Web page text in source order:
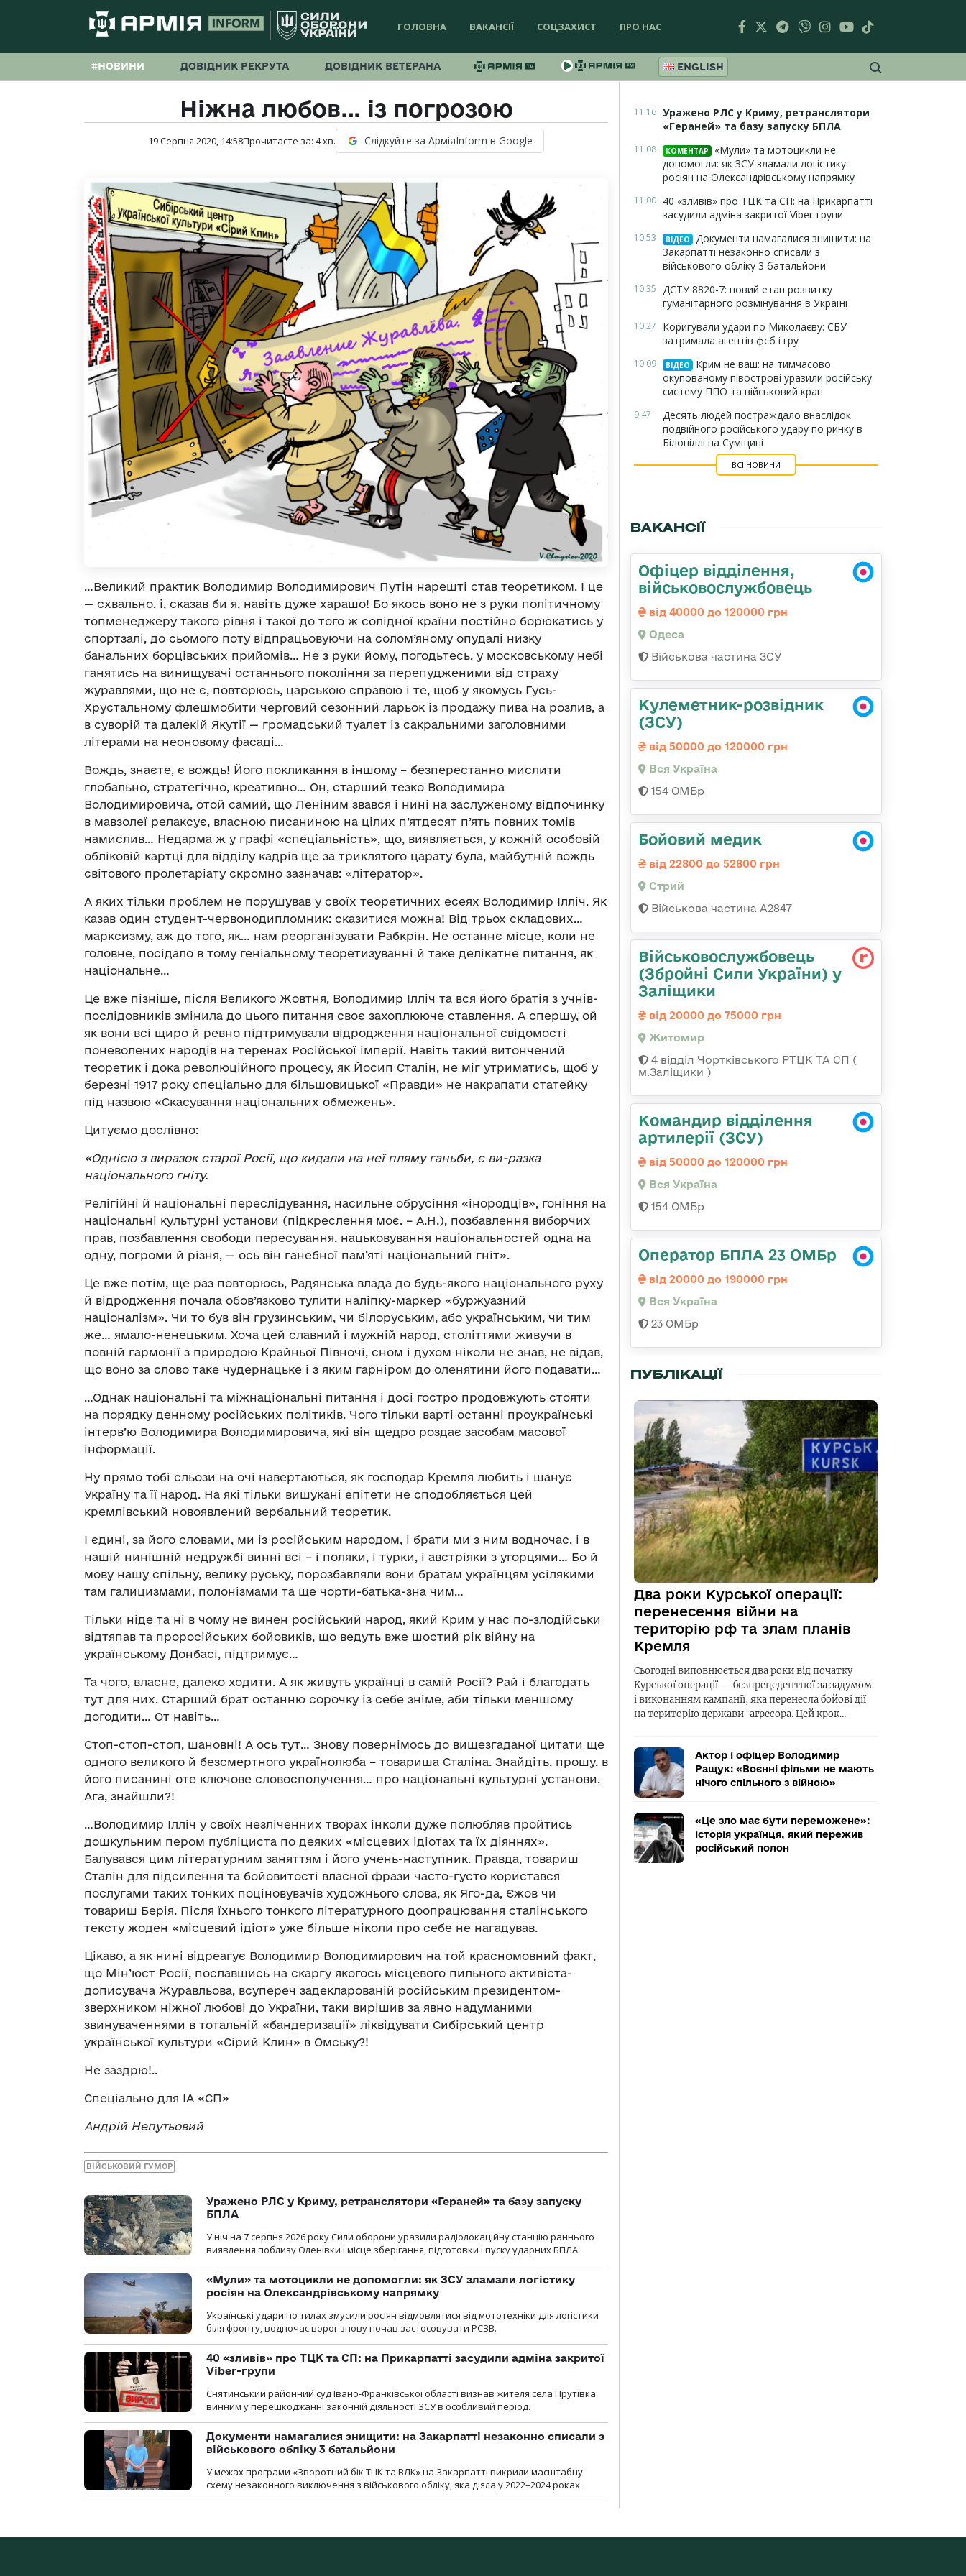
ГОЛОВНА ВАКАНСІЇ СОЦЗАХИСТ ПРО НАС
#НОВИНИ ДОВІДНИК РЕКРУТА ДОВІДНИК ВЕТЕРАНА ENGLISH
Ніжна любов… із погрозою
19 Серпня 2020, 14:58Прочитаєте за: 4хв. Слідкуйте за АрміяInform в Google
…Великий практик Володимир Володимирович Путін нарешті став теоретиком. І це
— схвально, і, сказав би я, навіть дуже харашо! Бо якось воно не з руки політичному
топменеджеру такого рівня і такої до того ж солідної країни постійно борюкатись у
спортзалі, до сьомого поту відпрацьовуючи на солом’яному опудалі низку
банальних борцівських прийомів… Не з руки йому, погодьтесь, у московському небі
ганятись на винищувачі останнього покоління за перепудженими від страху
журавлями, що не є, повторюсь, царською справою і те, щоб у якомусь Гусь-
Хрустальному флешмобити черговий сезонний ларьок із продажу пива на розлив, а
в суворій та далекій Якутії — громадський туалет із сакральними заголовними
літерами на неоновому фасаді…
Вождь, знаєте, є вождь! Його покликання в іншому – безперестанно мислити
глобально, стратегічно, креативно… Он, старший тезко Володимира
Володимировича, отой самий, що Леніним звався і нині на заслуженому відпочинку
в мавзолеї релаксує, власною писаниною на цілих п’ятдесят п’ять повних томів
намислив… Недарма ж у графі «спеціальність», що, виявляється, у кожній особовій
обліковій картці для відділу кадрів ще за триклятого царату була, майбутній вождь
світового пролетаріату скромно зазначав: «літератор».
А яких тільки проблем не порушував у своїх теоретичних есеях Володимир Ілліч. Як
казав один студент-червонодипломник: сказитися можна! Від трьох складових…
марксизму, аж до того, як… нам реорганізувати Рабкрін. Не останнє місце, коли не
головне, посідало в тому геніальному теоретизуванні й таке делікатне питання, як
національне…
Це вже пізніше, після Великого Жовтня, Володимир Ілліч та вся його братія з учнів-
послідовників змінила до цього питання своє захоплююче ставлення. А спершу, ой
як вони всі щиро й ревно підтримували відродження національної свідомості
поневолених народів на теренах Російської імперії. Навіть такий витончений
теоретик і дока революційного процесу, як Йосип Сталін, не міг утриматись, щоб у
березні 1917 року спеціально для більшовицької «Правди» не накрапати статейку
під назвою «Скасування національних обмежень».
Цитуємо дослівно:
«Однією з виразок старої Росії, що кидали на неї пляму ганьби, є ви-разка
національного гніту.
Релігійні й національні переслідування, насильне обрусіння «інородців», гоніння на
національні культурні установи (підкреслення моє. – А.Н.), позбавлення виборчих
прав, позбавлення свободи пересування, нацьковування національностей одна на
одну, погроми й різня, — ось він ганебної пам’яті національний гніт».
Це вже потім, ще раз повторюсь, Радянська влада до будь-якого національного руху
й відродження почала обов’язково тулити наліпку-маркер «буржуазний
націоналізм». Чи то був він грузинським, чи білоруським, або українським, чи тим
же… ямало-ненецьким. Хоча цей славний і мужній народ, століттями живучи в
повній гармонії з природою Крайньої Півночі, сном і духом ніколи не знав, не відав,
що воно за слово таке чудернацьке і з яким гарніром до оленятини його подавати…
…Однак національні та міжнаціональні питання і досі гостро продовжують стояти
на порядку денному російських політиків. Чого тільки варті останні проукраїнські
інтерв’ю Володимира Володимировича, які він щедро роздає засобам масової
інформації.
Ну прямо тобі сльози на очі навертаються, як господар Кремля любить і шанує
Україну та її народ. На які тільки вишукані епітети не сподобляється цей
кремлівський новоявлений вербальний теоретик.
І єдині, за його словами, ми із російським народом, і брати ми з ним водночас, і в
нашій нинішній недружбі винні всі – і поляки, і турки, і австріяки з угорцями… Бо й
мову нашу спільну, велику руську, порозбавляли вони братам українцям усілякими
там галицизмами, полонізмами та ще чорти-батька-зна чим…
Тільки ніде та ні в чому не винен російський народ, який Крим у нас по-злодійськи
відтяпав та проросійських бойовиків, що ведуть вже шостий рік війну на
українському Донбасі, підтримує…
Та чого, власне, далеко ходити. А як живуть українці в самій Росії? Рай і благодать
тут для них. Старший брат останню сорочку із себе зніме, аби тільки меншому
догодити… От навіть…
Стоп-стоп-стоп, шановні! А ось тут… Знову повернімось до вищезгаданої цитати ще
одного великого й безсмертного українолюба – товариша Сталіна. Знайдіть, прошу, в
його писанині оте ключове словосполучення… про національні культурні установи.
Ага, знайшли?!
…Володимир Ілліч у своїх незліченних творах інколи дуже полюбляв пройтись
дошкульним пером публіциста по деяких «місцевих ідіотах та їх діяннях».
Балувався цим літературним заняттям і його учень-наступник. Правда, товариш
Сталін для підсилення та бойовитості власної фрази часто-густо користався
послугами таких тонких поціновувачів художнього слова, як Яго-да, Єжов чи
товариш Берія. Після їхнього тонкого літературного доопрацювання сталінського
тексту жоден «місцевий ідіот» уже більше ніколи про себе не нагадував.
Цікаво, а як нині відреагує Володимир Володимирович на той красномовний факт,
що Мін’юст Росії, пославшись на скаргу якогось місцевого пильного активіста-
дописувача Журавльова, всупереч задекларованій російським президентом-
зверхником ніжної любові до України, таки вирішив за явно надуманими
звинуваченнями в тотальній «бандеризації» ліквідувати Сибірський центр
української культури «Сірий Клин» в Омську?!
Не заздрю!..
Спеціально для ІА «СП»
Андрій Непутьовий
ВІЙСЬКОВИЙ ГУМОР
Уражено РЛС у Криму, ретранслятори «Гераней» та базу запуску
БПЛА
У ніч на 7 серпня 2026 року Сили оборони уразили радіолокаційну станцію раннього
виявлення поблизу Оленівки і місце зберігання, підготовки і пуску ударних БПЛА.
«Мули» та мотоцикли не допомогли: як ЗСУ зламали логістику
росіян на Олександрівському напрямку
Українські удари по тилах змусили росіян відмовлятися від мототехніки для логістики
біля фронту, водночас ворог знову почав застосовувати РСЗВ.
40 «зливів» про ТЦК та СП: на Прикарпатті засудили адміна закритої
Viber-групи
Снятинський районний суд Івано-Франківської області визнав жителя села Прутівка
винним у перешкоджанні законній діяльності ЗСУ в особливий період.
Документи намагалися знищити: на Закарпатті незаконно списали з
військового обліку 3 батальйони
У межах програми «Зворотний бік ТЦК та ВЛК» на Закарпатті викрили масштабну
схему незаконного виключення з військового обліку, яка діяла у 2022–2024 роках.
11:16 Уражено РЛС у Криму, ретранслятори
«Гераней» та базу запуску БПЛА
11:08 КОМЕНТАР
«Мули» та мотоцикли не
допомогли: як ЗСУ зламали логістику
росіян на Олександрівському напрямку
11:00 40 «зливів» про ТЦК та СП: на Прикарпатті
засудили адміна закритої Viber-групи
10:53 ВІДЕО
Документи намагалися знищити: на
Закарпатті незаконно списали з
військового обліку 3 батальйони
10:35 ДСТУ 8820-7: новий етап розвитку
гуманітарного розмінування в Україні
10:27
Коригували удари по Миколаєву: СБУ
затримала агентів фсб і гру
10:09 ВІДЕО
Крим не ваш: на тимчасово
окупованому півострові уразили російську
систему ППО та військовий кран
9:47
Десять людей постраждало внаслідок
подвійного російського удару по ринку в
Білопіллі на Сумщині
ВСІ НОВИНИ
ВАКАНСІЇ
Офіцер відділення,
військовослужбовець
від 40000 до 120000 грн
Одеса
Військова частина ЗСУ
Кулеметник-розвідник
(ЗСУ)
від 50000 до 120000 грн
Вся Україна
154 ОМБр
Бойовий медик
від 22800 до 52800 грн
Стрий
Військова частина А2847
Військовослужбовець
(Збройні Сили України) у
Заліщики
від 20000 до 75000 грн
Житомир
4 відділ Чортківського РТЦК ТА СП (
м.Заліщики )
Командир відділення
артилерії (ЗСУ)
від 50000 до 120000 грн
Вся Україна
154 ОМБр
Оператор БПЛА 23 ОМБр
від 20000 до 190000 грн
Вся Україна
23 ОМБр
ПУБЛІКАЦІЇ
Два роки Курської операції:
перенесення війни на
територію рф та злам планів
Кремля
Сьогодні виповнюється два роки від початку
Курської операції — безпрецедентної за задумом
і виконанням кампанії, яка перенесла бойові дії
на територію держави-агресора. Цей крок…
Актор і офіцер Володимир
Ращук: «Воєнні фільми не мають
нічого спільного з війною»
«Це зло має бути переможене»:
історія українця, який пережив
російський полон